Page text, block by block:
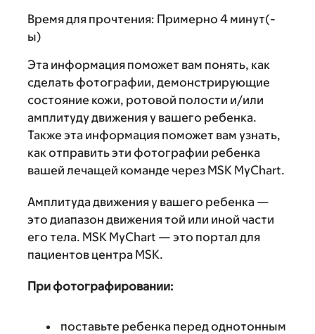
Время для прочтения: Примерно 4 минут(-
ы)
Эта информация поможет вам понять, как
сделать фотографии, демонстрирующие
состояние кожи, ротовой полости и/или
амплитуду движения у вашего ребенка.
Также эта информация поможет вам узнать,
как отправить эти фотографии ребенка
вашей лечащей команде через MSK MyChart.
Амплитуда движения у вашего ребенка —
это диапазон движения той или иной части
его тела. MSK MyChart — это портал для
пациентов центра MSK.
При фотографировании:
поставьте ребенка перед однотонным